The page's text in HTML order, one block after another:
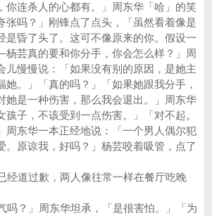
你连杀人的心都有。」周东华「哈」的笑
张吗？」刚锋点了点头，「虽然看着像是
是昏了头了。这可不像原来的你。假设一
芸真的要和你分手，你会怎么样？」周
儿慢慢说：「如果没有别的原因，是她主
她。」「真的吗？」「如果她跟我分手，
她是一种伤害，那么我会退出。」周东华
孩子，不该受到一点伤害。」「对不起。
周东华一本正经地说：「一个男人偶尔犯
。原谅我，好吗？」杨芸咬着吸管，点了
道过歉，两人像往常一样在餐厅吃晚
？」周东华坦承，「是很害怕。」「为